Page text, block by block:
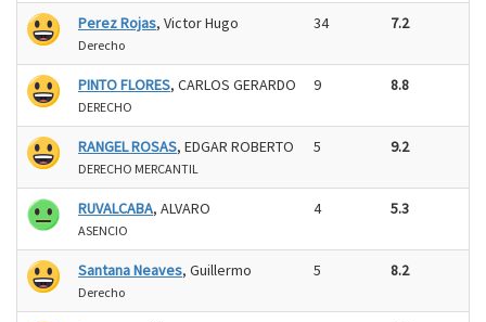
Perez Rojas, Victor Hugo
Derecho
34 7.2
PINTO FLORES, CARLOS GERARDO
DERECHO
9 8.8
RANGEL ROSAS, EDGAR ROBERTO
DERECHO MERCANTIL
5 9.2
RUVALCABA, ALVARO
ASENCIO
4 5.3
Santana Neaves, Guillermo
Derecho
5 8.2